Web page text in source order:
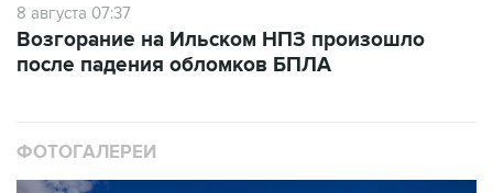
8 августа 07:37
Возгорание на Ильском НПЗ произошло
после падения обломков БПЛА
ФОТОГАЛЕРЕИ